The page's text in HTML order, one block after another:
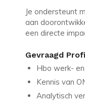
Je ondersteunt
aan
een directe
Gevraagd
Hbo werk-
Kennis van
Analytisch